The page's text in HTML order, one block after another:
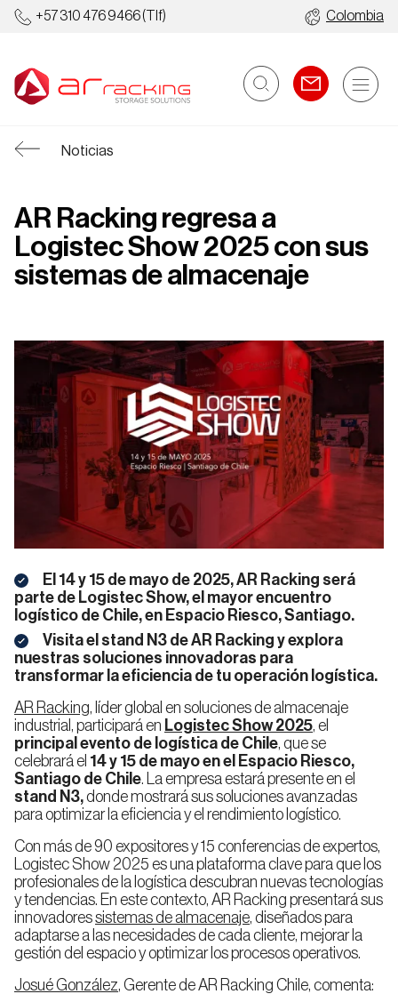
+57 310 476 9466(Tlf) Colombia
Estanterías
Industriales
Estanterías
para
Estibas
Shuttle
para
Estibas
Estanterías
Selectivas
Pasillo
Estrecho
(VNA)
Estanterías
de
Profundidad
Estantería
Drive
In
Compacta
Almacenes
Automáticos
Automáticos
para
Estibas
Almacenes
Autoportantes
Almacenes
Automáticos
AS/RS
Automáticos
para
Cajas
Sistema
Automático
Miniload
Alimentación
y Bebidas
Automoción
Logística,
Transporte
o 3PL
E-
Commerce
y
Cosmética
Manufacturera
Almacenaje
Frigorífico
Empresa Calidad
Sostenibilidad
Trabaja
nosotros
Noticias Blog
Ingenieria
de
proyectos
Inspección
técnica
Noticias
AR Racking regresa a
Logistec Show 2025 con sus
sistemas de almacenaje
El 14 y 15 de mayo de 2025, AR Racking será
parte de Logistec Show, el mayor encuentro
logístico de Chile, en Espacio Riesco, Santiago.
Visita el stand N3 de AR Racking y explora
nuestras soluciones innovadoras para
transformar la eficiencia de tu operación logística.
AR Racking, líder global en soluciones de almacenaje
industrial, participará en Logistec Show 2025, el
principal evento de logística de Chile, que se
celebrará el 14 y 15 de mayo en el Espacio Riesco,
Santiago de Chile. La empresa estará presente en el
stand N3,donde mostrará sus soluciones avanzadas
para optimizar la eficiencia y el rendimiento logístico.
Con más de 90 expositores y 15 conferencias de expertos,
Logistec Show 2025 es una plataforma clave para que los
profesionales de la logística descubran nuevas tecnologías
y tendencias. En este contexto, AR Racking presentará sus
innovadoressistemas de almacenaje, diseñados para
adaptarse a las necesidades de cada cliente, mejorar la
gestión del espacio y optimizar los procesos operativos.
Josué González, Gerente de AR Racking Chile, comenta: